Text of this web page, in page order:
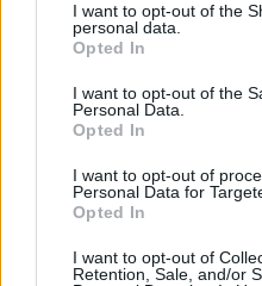
I want to opt-out of the
personal data.
Opted In
I want to opt-out of the
Personal Data.
Opted In
I want to opt-out of
Personal Data for
Opted In
I want to opt-out of
Retention, Sale, and/or
βγει στη σύνταξη.
«Είχε πρόβλημα.
βγάλει γιατί πριν
δουλέψει, είχε
αγώνα με τον ΕΦΚΑ.
ΙΚΑ. Πόσα χρόνια δεν